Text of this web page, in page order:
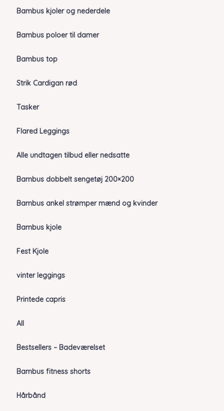
Bambus kjoler og nederdele
Bambus poloer til damer
Bambus top
Strik Cardigan rød
Tasker
Flared Leggings
Alle undtagen tilbud eller nedsatte
Bambus dobbelt sengetøj 200×200
Bambus ankel strømper mænd og kvinder
Bambus kjole
Fest Kjole
vinter leggings
Printede capris
All
Bestsellers – Badeværelset
Bambus fitness shorts
Hårbånd